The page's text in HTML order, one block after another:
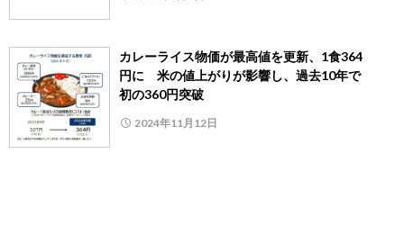
カレーライス物価が最高値を更新、1食364
円に 米の値上がりが影響し、過去10年で
初の360円突破
2024年11月12日